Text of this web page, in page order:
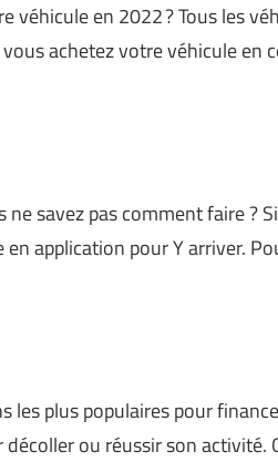
en 2022 ? Tous les
achetez votre véhicule en
savez pas comment faire ? Si
application pour Y arriver.
plus populaires pour
ou réussir son activité.